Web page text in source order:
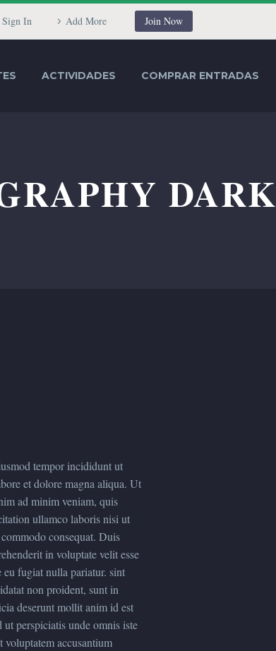
Sign In Add More Join Now
ACTIVIDADES COMPRAR ENTRADAS
DARK
tempor incididunt ut
et dolore magna aliqua. Ut
ad minim veniam, quis
ullamco laboris nisi ut
consequat. Duis
in voluptate velit esse
fugiat nulla pariatur. sint
non proident, sunt in
deserunt mollit anim id est
ut perspiciatis unde omnis iste
voluptatem accusantium